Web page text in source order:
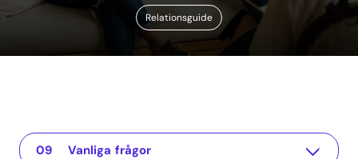
Relationsguide
Vad är ett långdistansförhållande-halsband?
Appen för ditt förhållande
Varför är långdistansförhållande-halsband viktiga?
Känslomässiga fördelar med halsbandet
Tekniska förklaringar till långdistanssmycken
Praktiska exempel på långdistansförhållande-halsband
ROI-fördelar med ett långdistanshalsband
Ytterligare överväganden för långdistansförhållanden
Vanliga frågor